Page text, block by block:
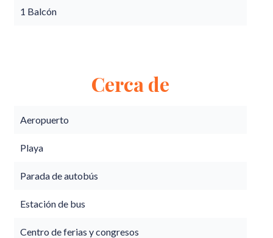
1 Balcón
Cerca de
Aeropuerto
Playa
Parada de autobús
Estación de bus
Centro de ferias y congresos